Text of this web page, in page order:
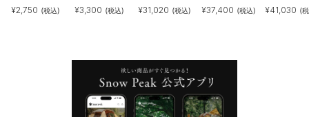
¥2,750 (税込) ¥3,300 (税込) ¥31,020 (税込) ¥37,400 (税込) ¥41,030 (